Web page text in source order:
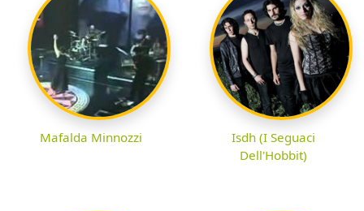
Mafalda Minnozzi
Isdh (I Seguaci
Dell'Hobbit)